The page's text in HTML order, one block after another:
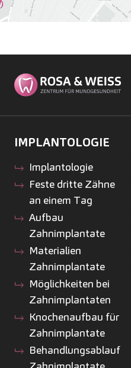
IMPLANTOLOGIE
Implantologie
Feste dritte Zähne
an einem Tag
Aufbau
Zahnimplantate
Materialien
Zahnimplantate
Möglichkeiten bei
Zahnimplantaten
Knochenaufbau für
Zahnimplantate
Behandlungsablauf